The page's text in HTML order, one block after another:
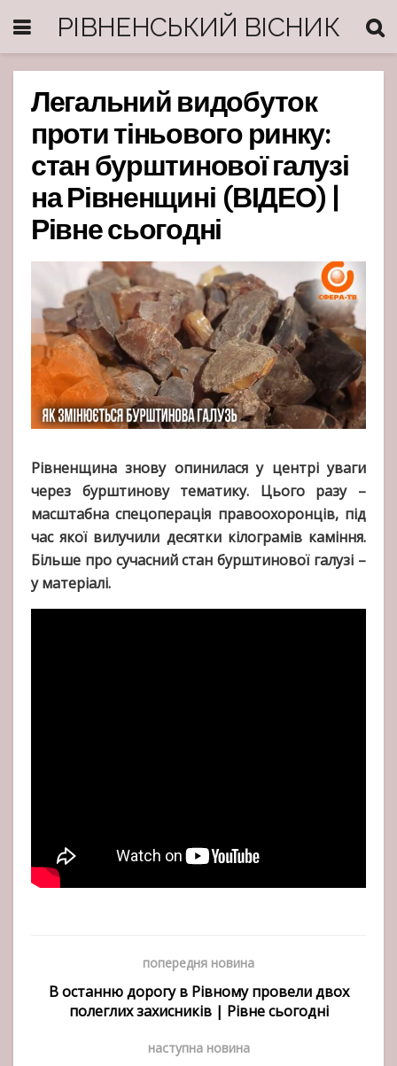
РІВНЕНСЬКИЙ ВІСНИК
Легальний видобуток
проти тіньового ринку:
стан бурштинової галузі
на Рівненщині (ВІДЕО) |
Рівне сьогодні
Рівненщина знову опинилася у центрі уваги
через бурштинову тематику. Цього разу –
масштабна спецоперація правоохоронців, під
час якої вилучили десятки кілограмів каміння.
Більше про сучасний стан бурштинової галузі –
у матеріалі.
попередня новина
В останню дорогу в Рівному провели двох
полеглих захисників | Рівне сьогодні
наступна новина